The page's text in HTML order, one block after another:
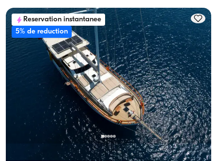
capacité d'hébergement ; pour les locations à la
journée, la capacité de navigation s'applique.
Reservation instantanee
5% de reduction
Bodrum, Muğla Nouveau bateau